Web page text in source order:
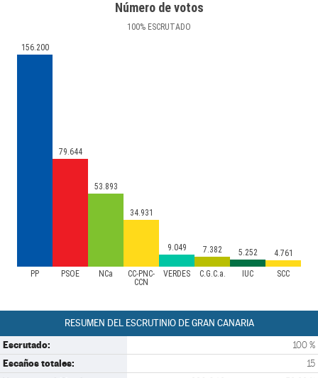
Número de votos
100% ESCRUTADO
PP PSOE NCa
CC-PNC-
CCN
VERDES C.G.C.a. IUC SCC
156.200
79.644
53.893
34.931
9.049 7.382 5.252 4.761
RESUMEN DEL ESCRUTINIO DE GRAN CANARIA
Escrutado: 100 %
Escaños totales: 15